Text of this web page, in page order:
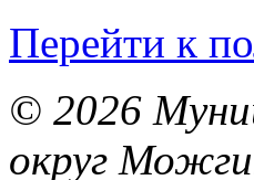
Перейти к
© 2026
округ